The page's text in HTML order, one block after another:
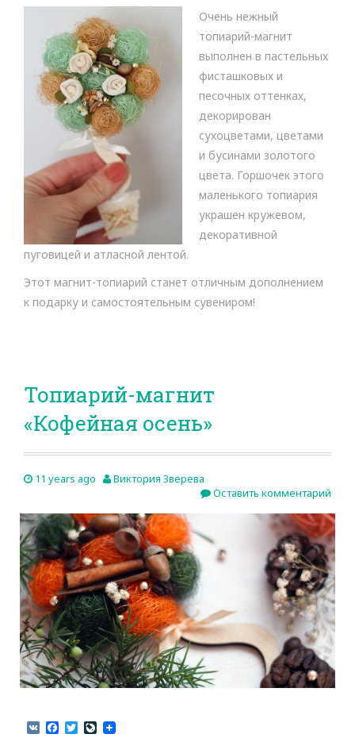
c
b
o
o
k
i
t
t
e
r
v
e
J
o
u
r
n
a
l
Очень нежный
топиарий-магнит
выполнен в пастельных
фисташковых и
песочных оттенках,
декорирован
сухоцветами, цветами
и бусинами золотого
цвета. Горшочек этого
маленького топиария
украшен кружевом,
декоративной
пуговицей и атласной лентой.
Этот магнит-топиарий станет отличным дополнением
к подарку и самостоятельным сувениром!
Топиарий-магнит
«Кофейная осень»
11 years ago
Виктория Зверева
Оставить комментарий
V T L